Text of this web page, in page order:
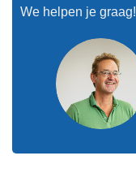
We helpen je graag!